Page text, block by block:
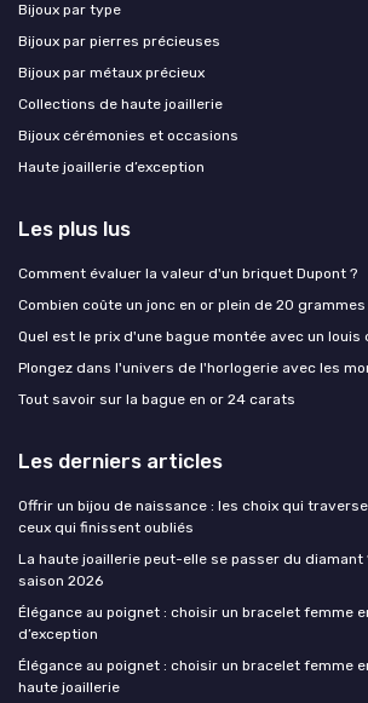
Bijoux par type
Bijoux par pierres précieuses
Bijoux par métaux précieux
Collections de haute joaillerie
Bijoux cérémonies et occasions
Haute joaillerie d’exception
Les plus lus
Comment évaluer la valeur d'un briquet Dupont ?
Combien coûte un jonc en or plein de 20 grammes
Quel est le prix d'une bague montée avec un louis
Plongez dans l'univers de l'horlogerie avec les
Tout savoir sur la bague en or 24 carats
Les derniers articles
Offrir un bijou de naissance : les choix qui
ceux qui finissent oubliés
La haute joaillerie peut-elle se passer du diamant
saison 2026
Élégance au poignet : choisir un bracelet femme
d’exception
Élégance au poignet : choisir un bracelet femme
haute joaillerie